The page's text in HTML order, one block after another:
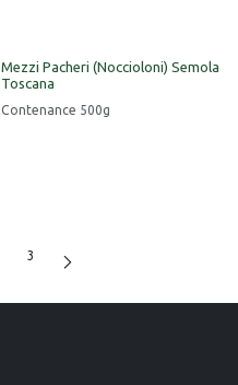
Mezzi Pacheri (Noccioloni) Semola
Toscana
Contenance 500g
3